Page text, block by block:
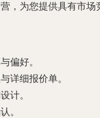
，为您提供具有市场
偏好。
详细报价单。
计。
。